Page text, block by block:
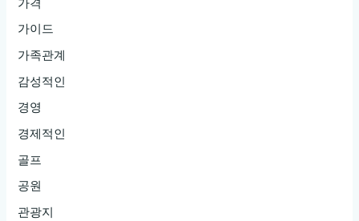
가격
가이드
가족관계
감성적인
경영
경제적인
골프
공원
관광지